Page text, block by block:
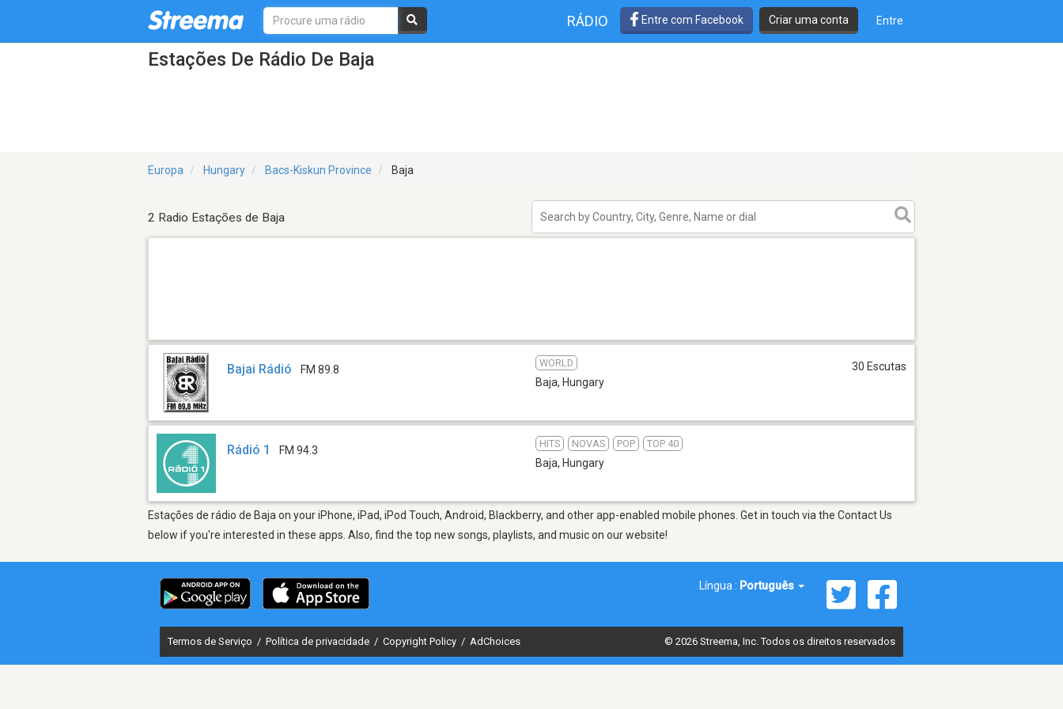
RÁDIO Entre com Facebook Criar uma conta Entre
Estações De Rádio De Baja
Europa Hungary Bacs-Kiskun Province Baja
2 Radio Estações de Baja
Bajai Rádió FM 89.8
WORLD
Baja, Hungary
30 Escutas
Rádió 1 FM 94.3
HITS NOVAS POP TOP 40
Baja, Hungary
Estações de rádio de Baja on your iPhone, iPad, iPod Touch, Android, Blackberry, and other app-enabled mobile phones. Get in touch via the Contact Us
below if you're interested in these apps. Also, find the top new songs, playlists, and music on our website!
Língua : Português
Termos de Serviço / Política de privacidade / Copyright Policy / AdChoices © 2026 Streema, Inc. Todos os direitos reservados